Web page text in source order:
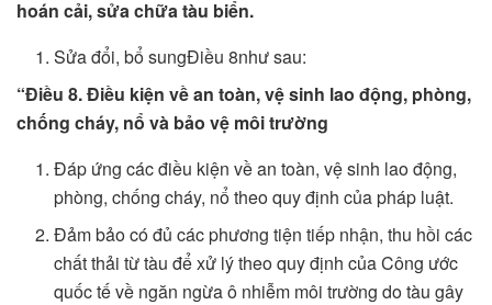
hoán cải, sửa chữa tàu biển.
Sửa đổi, bổ sungĐiều 8như sau:
“Điều 8. Điều kiện về an toàn, vệ sinh lao động, phòng,
chống cháy, nổ và bảo vệ môi trường
Đáp ứng các điều kiện về an toàn, vệ sinh lao động,
phòng, chống cháy, nổ theo quy định của pháp luật.
Đảm bảo có đủ các phương tiện tiếp nhận, thu hồi các
chất thải từ tàu để xử lý theo quy định của Công ước
quốc tế về ngăn ngừa ô nhiễm môi trường do tàu gây